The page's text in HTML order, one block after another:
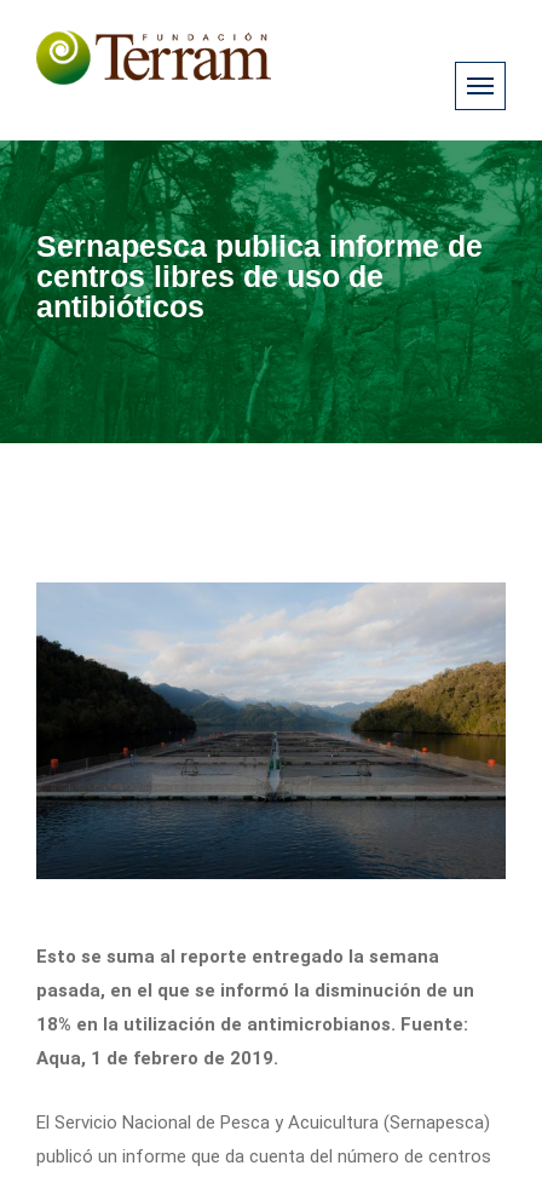
Sernapesca publica informe de
centros libres de uso de
antibióticos
Esto se suma al reporte entregado la semana
pasada, en el que se informó la disminución de un
18% en la utilización de antimicrobianos. Fuente:
Aqua, 1 de febrero de 2019.
El Servicio Nacional de Pesca y Acuicultura (Sernapesca)
publicó un informe que da cuenta del número de centros